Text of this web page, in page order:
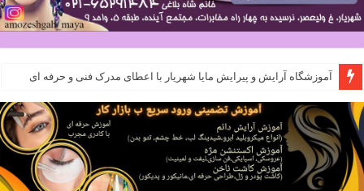
آموزشگاه آرایش و پیرایش مایا شهریار با اعطای مدرک فنی و حرفه ای